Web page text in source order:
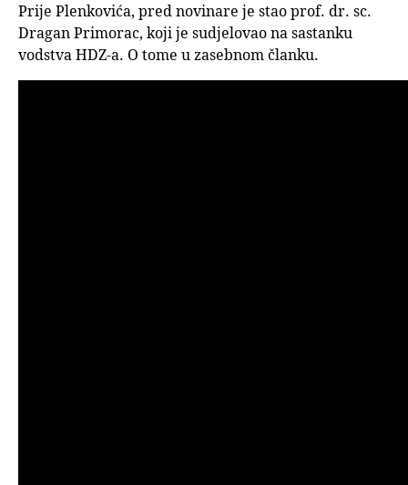
Prije Plenkovića, pred novinare je stao prof. dr. sc.
Dragan Primorac, koji je sudjelovao na sastanku
vodstva HDZ-a. O tome u zasebnom članku.